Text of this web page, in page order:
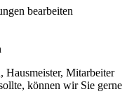
bearbeiten
Hausmeister, Mitarbeiter
können wir Sie gerne